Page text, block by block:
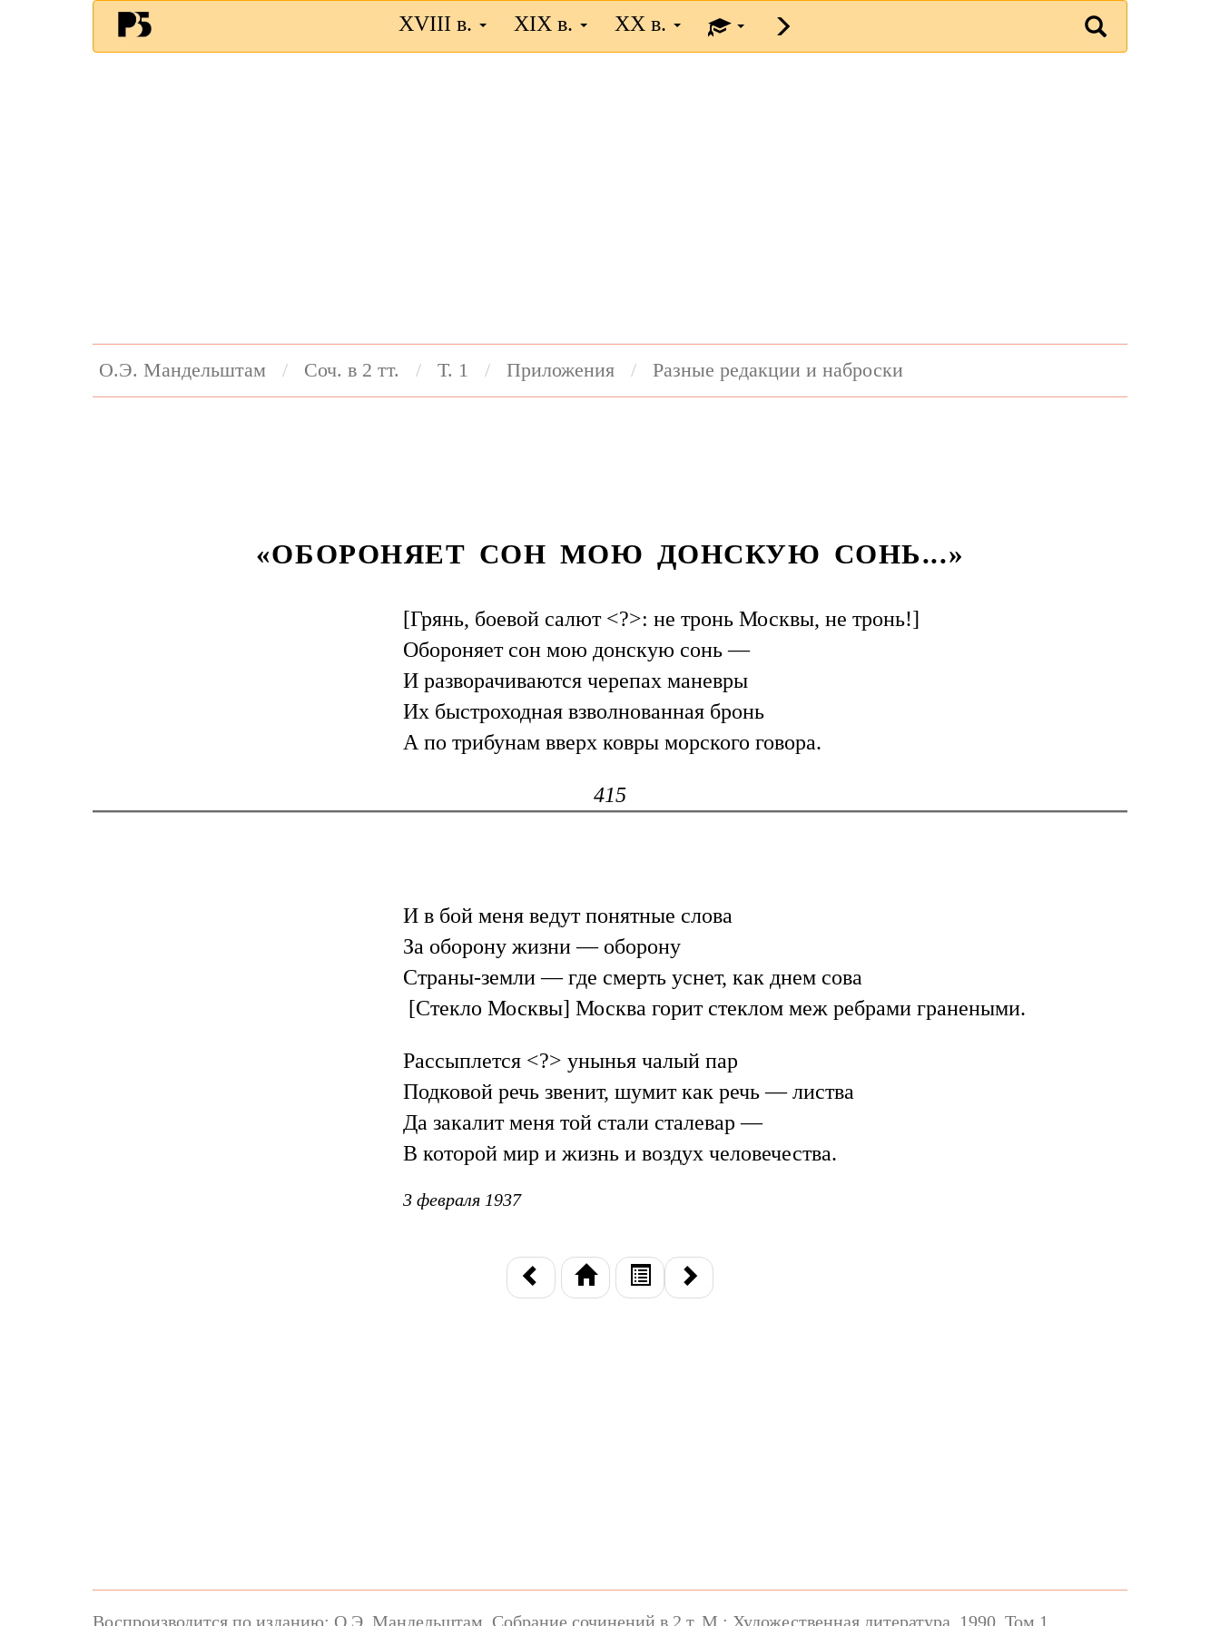
XVIII в. XIX в. XX в.
О.Э. Мандельштам Соч. в 2 тт. Т. 1 Приложения Разные редакции и наброски
«ОБОРОНЯЕТ СОН МОЮ ДОНСКУЮ СОНЬ...»
[Грянь, боевой салют <?>: не тронь Москвы, не тронь!]
Обороняет сон мою донскую сонь —
И разворачиваются черепах маневры
Их быстроходная взволнованная бронь
А по трибунам вверх ковры морского говора.
415
И в бой меня ведут понятные слова
За оборону жизни — оборону
Страны-земли — где смерть уснет, как днем сова
[Стекло Москвы] Москва горит стеклом меж ребрами гранеными.
Рассыплется <?> унынья чалый пар
Подковой речь звенит, шумит как речь — листва
Да закалит меня той стали сталевар —
В которой мир и жизнь и воздух человечества.
3 февраля 1937
Воспроизводится по изданию: О.Э. Мандельштам. Собрание сочинений в 2 т. М.: Художественная литература, 1990. Том 1.